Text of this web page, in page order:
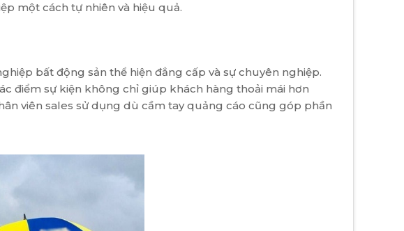
một cách tự nhiên và hiệu quả.
bất động sản thể hiện đẳng cấp và sự chuyên nghiệp.
điểm sự kiện không chỉ giúp khách hàng thoải mái hơn
viên sales sử dụng dù cầm tay quảng cáo cũng góp phần